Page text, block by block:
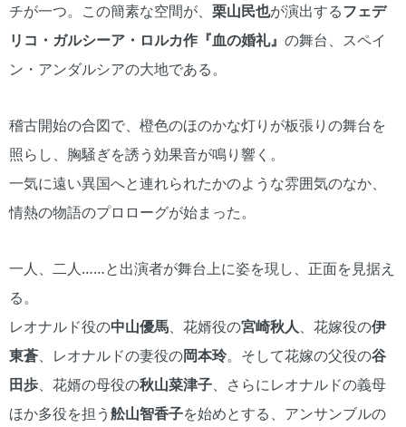
チが一つ。この簡素な空間が、 栗山民也が演出するフェデ
リコ・ガルシーア・ロルカ作『血の婚礼』 の舞台、スペイ
ン・アンダルシアの大地である。
稽古開始の合図で、橙色のほのかな灯りが板張りの舞台を
照らし、胸騒ぎを誘う効果音が鳴り響く。
一気に遠い異国へと連れられたかのような雰囲気のなか、
情熱の物語のプロローグが始まった。
一人、二人……と出演者が舞台上に姿を現し、正面を見据え
る。
レオナルド役の中山優馬、花婿役の宮崎秋人、花嫁役の伊
東蒼、レオナルドの妻役の岡本玲。そして花嫁の父役の谷
田歩、花婿の母役の秋山菜津子、さらにレオナルドの義母
ほか多役を担う舩山智香子を始めとする、アンサンブルの